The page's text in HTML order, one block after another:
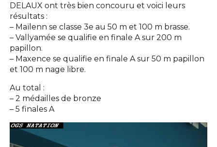
DELAUX ont très bien concouru et voici leurs
résultats :
– Maïlenn se classe 3e au 50 m et 100 m brasse.
– Vallyamée se qualifie en finale A sur 200 m
papillon.
– Maxence se qualifie en finale A sur 50 m papillon
et 100 m nage libre.
Au total :
– 2 médailles de bronze
– 5 finales A